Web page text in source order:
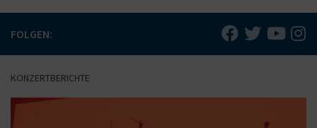
FOLGEN:
KONZERTBERICHTE